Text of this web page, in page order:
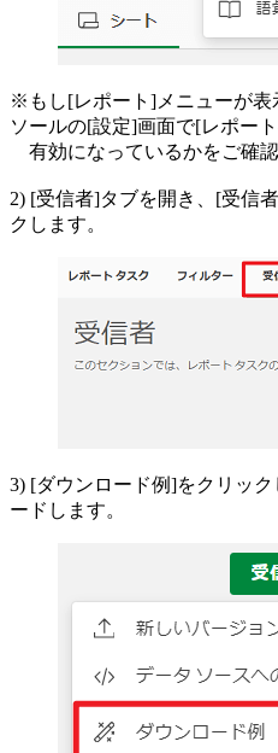
※もし[レポート]メニューが表
ソールの[設定]画面で[レポー
有効になっているかをご確認
2) [受信者]タブを開き、[受信
クします。
3) [ダウンロード例]をクリック
ードします。